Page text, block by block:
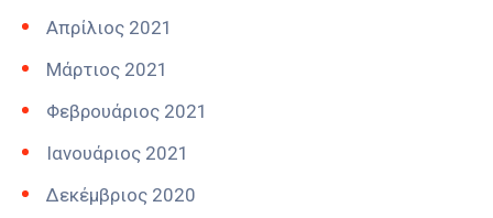
Απρίλιος 2021
Μάρτιος 2021
Φεβρουάριος 2021
Ιανουάριος 2021
Δεκέμβριος 2020